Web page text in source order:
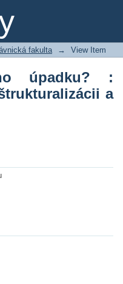
:
fakulta → View Item
úpadku? :
a